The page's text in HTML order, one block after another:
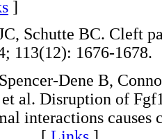
]
Schutte BC. Cleft
113(12): 1676-
Dene B,
al. Disruption of
interactions